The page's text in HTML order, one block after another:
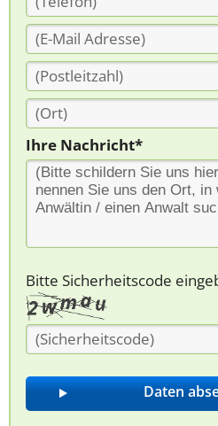
Ihre Nachricht*
Bitte Sicherheitscode